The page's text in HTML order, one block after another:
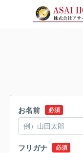
お名前 必須
フリガナ 必須